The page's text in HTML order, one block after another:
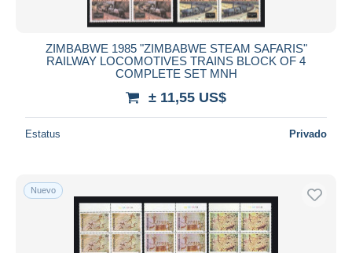
ZIMBABWE 1985 "ZIMBABWE STEAM SAFARIS"
RAILWAY LOCOMOTIVES TRAINS BLOCK OF 4
COMPLETE SET MNH
± 11,55 US$
Estatus Privado
Nuevo